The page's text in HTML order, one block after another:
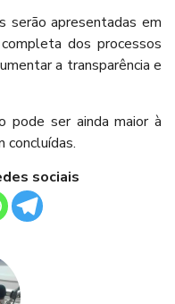
serão apresentadas em
dos processos
a transparência e
pode ser ainda maior à
concluídas.
sociais